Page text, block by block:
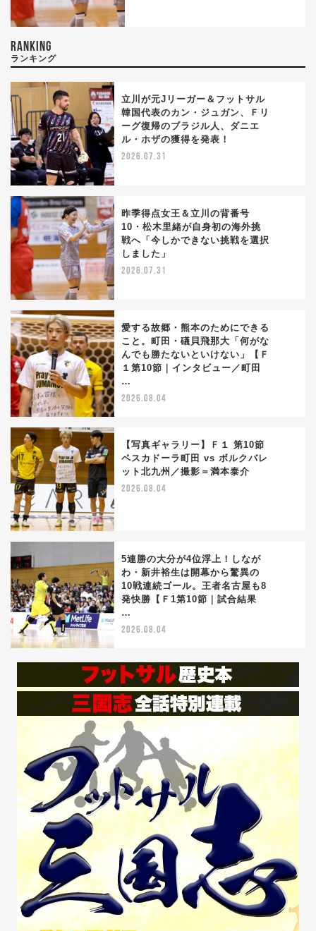
RANKING
ランキング
立川が元Jリーガー＆フットサル
韓国代表のカン・ジュガン、Ｆリ
ーグ復帰のブラジル人、ダニエ
ル・ホザの獲得を発表！
2026.07.31
昨季得点女王＆立川の背番号
10・松木里緒が自身初の海外挑
戦へ「今しかできない挑戦を選択
しました」
2026.07.31
愛する故郷・熊本のためにできる
こと。町田・礒貝飛那大「何がな
んでも勝たないといけない」【Ｆ
１第10節｜インタビュー／町田
…
2026.08.04
【写真ギャラリー】Ｆ１ 第10節
ペスカドーラ町田 vs ボルクバレ
ット北九州／撮影＝満本泰介
2026.08.04
5連勝の大分が4位浮上！しなが
わ・新井裕生は開幕から驚異の
10戦連続ゴール。王者名古屋も8
発快勝【Ｆ1第10節｜試合結果
…
2026.08.04